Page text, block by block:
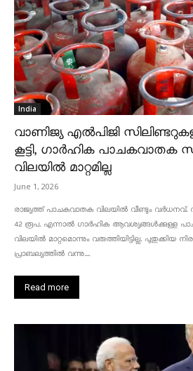
India
വാണിജ്യ എൽപിജി
കൂട്ടി, ഗാർഹിക പാചകവാതക
വിലയിൽ മാറ്റമില്ല
June 1, 2026
രാജ്യത്ത് പാചകവാതക വിലയിൽ വീണ്ടും വർധനവ്.
42 രൂപ. എന്നാൽ ഗാർഹിക ആവശ്യങ്ങൾക്കുള്ള
വിലയിൽ മാറ്റമൊന്നും വരുത്തിയിട്ടില്ല. പുതുക്കിയ
പ്രാബല്യത്തിൽ വന്നു....
Read more